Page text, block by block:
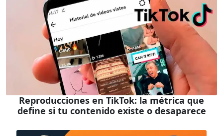
Reproducciones en TikTok: la métrica que
define si tu contenido existe o desaparece